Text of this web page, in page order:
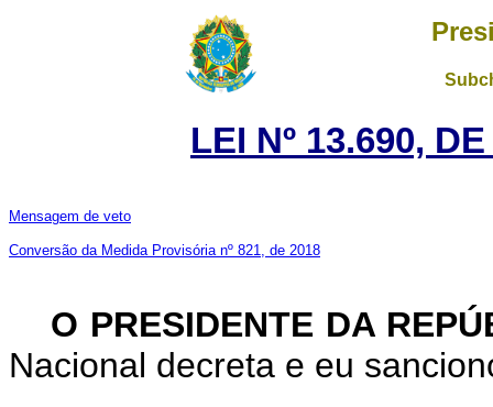
LEI Nº 13.690,
Mensagem de veto
Conversão da Medida Provisória nº 821, de 2018
O PRESIDENTE DA
Nacional decreta e eu